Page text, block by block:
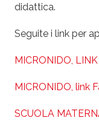
didattica.
Seguite i link per
MICRONIDO,
MICRONIDO, link
SCUOLA